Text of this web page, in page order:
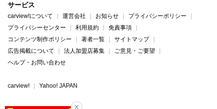
サービス
carview!について 運営会社 お知らせ
プライバシーポリシー
プライバシーセンター
利用規約
免責事項
コンテンツ制作ポリシー
著者一覧
サイトマップ
広告掲載について
法人加盟店募集
ご意見・ご要望
ヘルプ・お問い合わせ
carview! Yahoo! JAPAN